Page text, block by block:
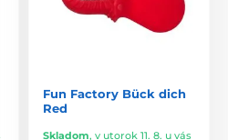
Fun Factory Bück dich
Red
Skladom, v utorok 11. 8. u vás